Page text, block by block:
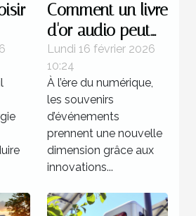
Comment un livre
d'or audio peut
transformer vos
événements
spéciaux ?
Lundi 16 février 2026
10:24
À l’ère du numérique,
les souvenirs
d’événements
prennent une nouvelle
dimension grâce aux
innovations...